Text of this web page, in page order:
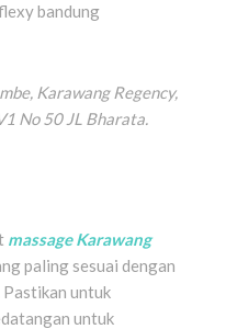
bandung
Karawang Regency,
No 50 JL Bharata.
massage Karawang
paling sesuai dengan
untuk
untuk